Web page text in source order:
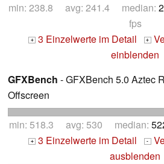
min: 238.8 avg: 241.4 median:
fps
+ 3 Einzelwerte im Detail +
einblenden
GFXBench - GFXBench 5.0 Aztec
Offscreen
min: 518.3 avg: 530 median:
+ 3 Einzelwerte im Detail -
ausblenden